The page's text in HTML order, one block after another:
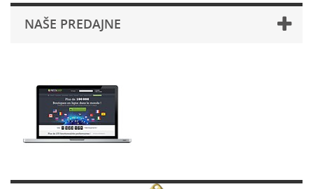
NAŠE PREDAJNE